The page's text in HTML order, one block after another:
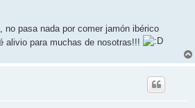
no pasa nada por comer jamón ibérico
alivio para muchas de nosotras!!!